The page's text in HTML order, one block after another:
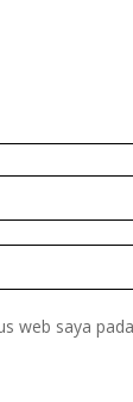
web saya